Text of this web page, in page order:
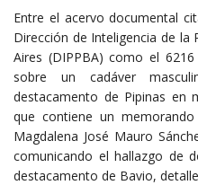
Entre el acervo documental
Dirección de Inteligencia de la
Aires (DIPPBA) como el
sobre un cadáver
destacamento de Pipinas en
que contiene un
Magdalena José Mauro
comunicando el hallazgo de
destacamento de Bavio,